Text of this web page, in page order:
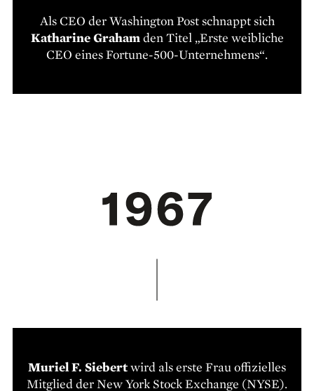
Als CEO der Washington Post schnappt sich
Katharine Grahamden Titel „Erste weibliche
CEO eines Fortune-500-Unternehmens“.
Muriel F. Siebertwird als erste Frau offizielles
Mitglied der New York Stock Exchange (NYSE).